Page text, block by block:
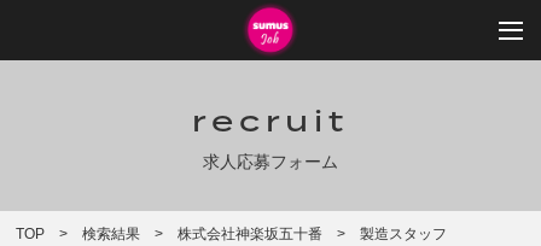
recruit
求人応募フォーム
TOP 検索結果 株式会社神楽坂五十番
製造スタッフ